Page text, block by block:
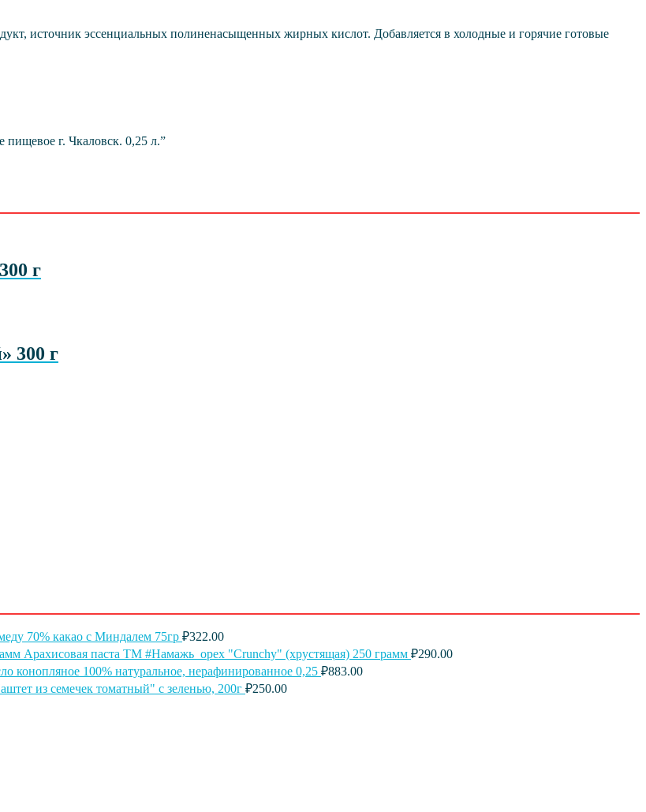
источник эссенциальных полиненасыщенных жирных кислот. Добавляется в холодные и горячие готовые
пищевое г. Чкаловск. 0,25 л.”
г
300 г
70% какао с Миндалем 75гр ₽322.00
Арахисовая паста ТМ #Намажь_орех "Crunchy" (хрустящая) 250 грамм ₽290.00
конопляное 100% натуральное, нерафинированное 0,25 ₽883.00
из семечек томатный" с зеленью, 200г ₽250.00